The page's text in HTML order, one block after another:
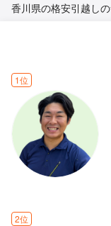
香川県の格安引越し
1位
2位